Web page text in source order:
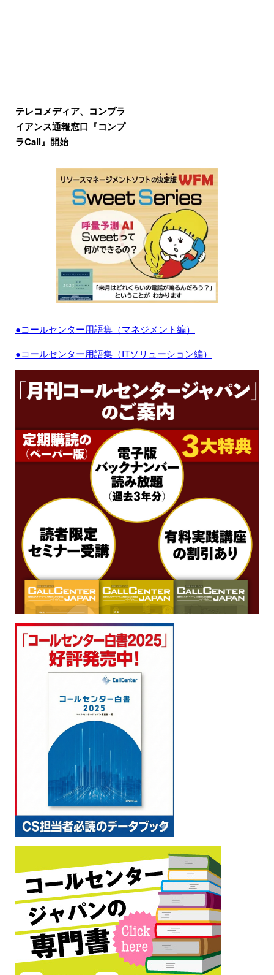
テレコメディア、コンプラ
イアンス通報窓口『コンプ
ラCall』開始
●コールセンター用語集（マネジメント編）
●コールセンター用語集（ITソリューション編）